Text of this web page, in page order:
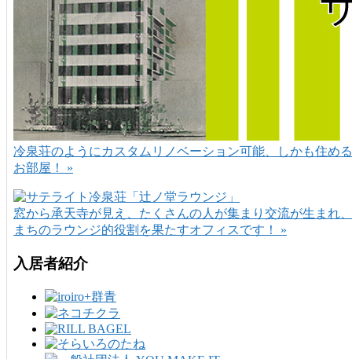
冷泉荘のようにカスタムリノベーション可能、しかも住める
お部屋！ »
窓から承天寺が見え、たくさんの人が集まり交流が生まれ、
まちのラウンジ的役割を果たすオフィスです！ »
入居者紹介